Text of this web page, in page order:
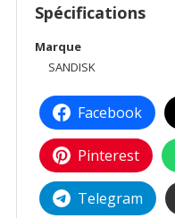
Spécifications
Marque
SANDISK
Facebook
Pinterest
Telegram